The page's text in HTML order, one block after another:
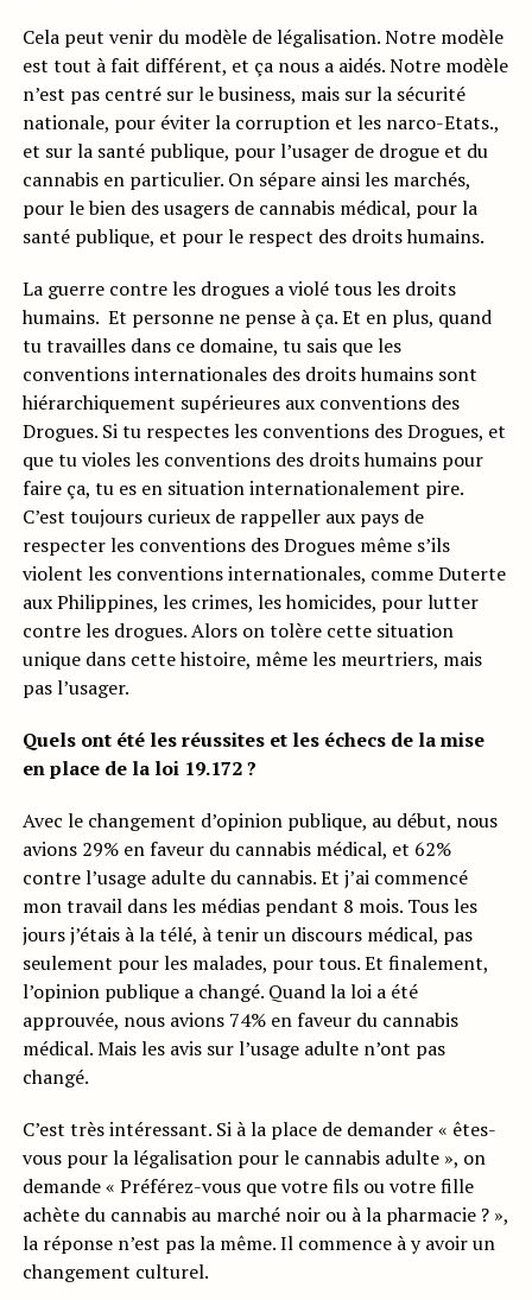
Cela peut venir du modèle de légalisation. Notre modèle
est tout à fait différent, et ça nous a aidés. Notre modèle
n’est pas centré sur le business, mais sur la sécurité
nationale, pour éviter la corruption et les narco-Etats.,
et sur la santé publique, pour l’usager de drogue et du
cannabis en particulier. On sépare ainsi les marchés,
pour le bien des usagers de cannabis médical, pour la
santé publique, et pour le respect des droits humains.
La guerre contre les drogues a violé tous les droits
humains. Et personne ne pense à ça. Et en plus, quand
tu travailles dans ce domaine, tu sais que les
conventions internationales des droits humains sont
hiérarchiquement supérieures aux conventions des
Drogues. Si tu respectes les conventions des Drogues, et
que tu violes les conventions des droits humains pour
faire ça, tu es en situation internationalement pire.
C’est toujours curieux de rappeller aux pays de
respecter les conventions des Drogues même s’ils
violent les conventions internationales, comme Duterte
aux Philippines, les crimes, les homicides, pour lutter
contre les drogues. Alors on tolère cette situation
unique dans cette histoire, même les meurtriers, mais
pas l’usager.
Quels ont été les réussites et les échecs de la mise
en place de la loi 19.172 ?
Avec le changement d’opinion publique, au début, nous
avions 29% en faveur du cannabis médical, et 62%
contre l’usage adulte du cannabis. Et j’ai commencé
mon travail dans les médias pendant 8 mois. Tous les
jours j’étais à la télé, à tenir un discours médical, pas
seulement pour les malades, pour tous. Et finalement,
l’opinion publique a changé. Quand la loi a été
approuvée, nous avions 74% en faveur du cannabis
médical. Mais les avis sur l’usage adulte n’ont pas
changé.
C’est très intéressant. Si à la place de demander « êtes-
vous pour la légalisation pour le cannabis adulte », on
demande « Préférez-vous que votre fils ou votre fille
achète du cannabis au marché noir ou à la pharmacie ? »,
la réponse n’est pas la même. Il commence à y avoir un
changement culturel.